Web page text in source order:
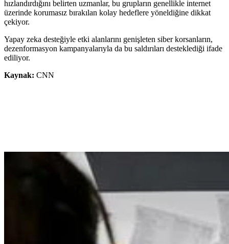
hızlandırdığını belirten uzmanlar, bu grupların genellikle internet
üzerinde korumasız bırakılan kolay hedeflere yöneldiğine dikkat
çekiyor.
Yapay zeka desteğiyle etki alanlarını genişleten siber korsanların,
dezenformasyon kampanyalarıyla da bu saldırıları desteklediği ifade
ediliyor.
Kaynak: CNN